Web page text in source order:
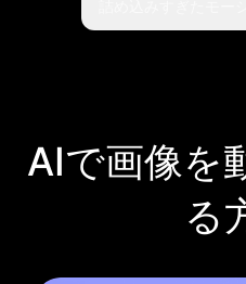
AIで画像を
る